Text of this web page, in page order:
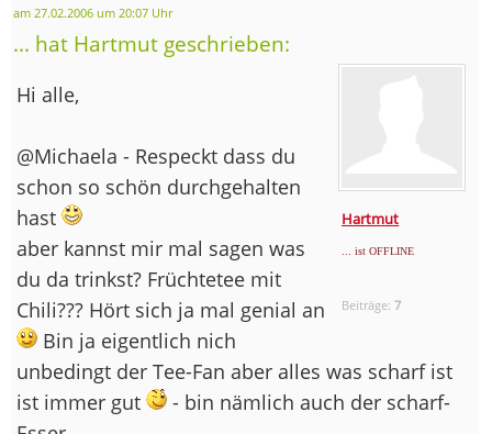
am 27.02.2006 um 20:07 Uhr
... hat Hartmut geschrieben:
Hartmut
... ist OFFLINE
Beiträge:7
Hi alle,
@Michaela - Respeckt dass du
schon so schön durchgehalten
hast
aber kannst mir mal sagen was
du da trinkst? Früchtetee mit
Chili??? Hört sich ja mal genial an
Bin ja eigentlich nich
unbedingt der Tee-Fan aber alles was scharf ist
ist immer gut
- bin nämlich auch der scharf-